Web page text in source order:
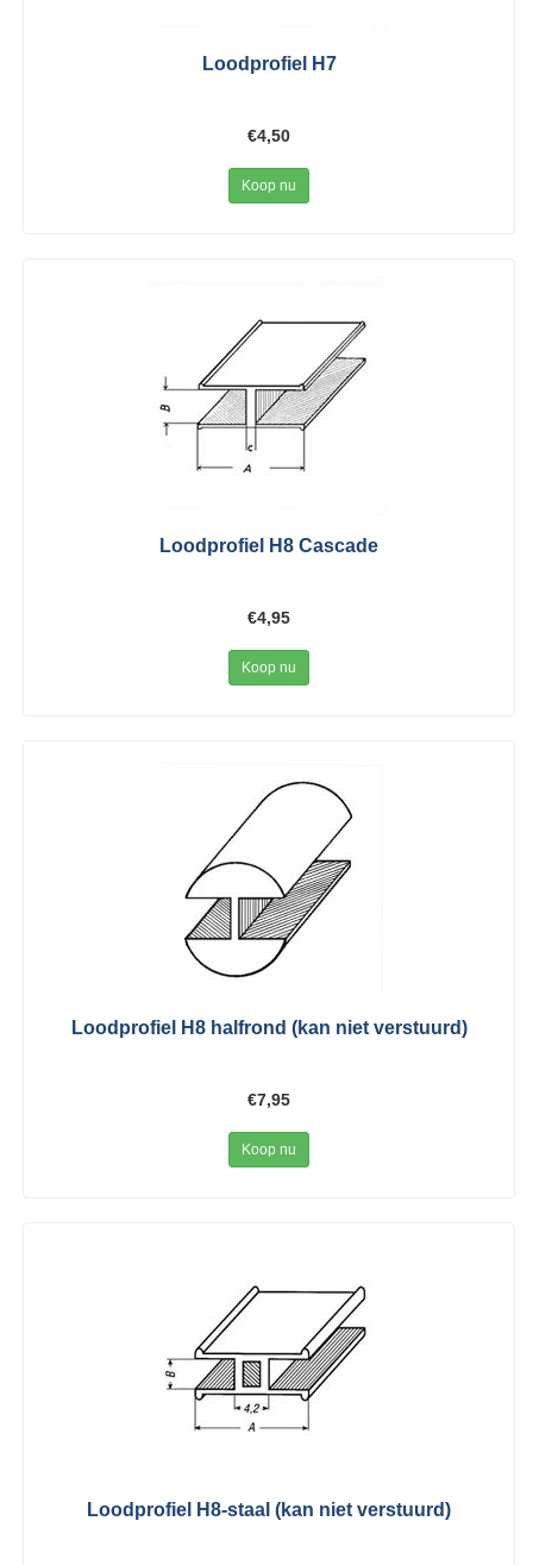
Loodprofiel H7
€4,50
Koop nu
Loodprofiel H8 Cascade
€4,95
Koop nu
Loodprofiel H8 halfrond (kan niet verstuurd)
€7,95
Koop nu
Loodprofiel H8-staal (kan niet verstuurd)